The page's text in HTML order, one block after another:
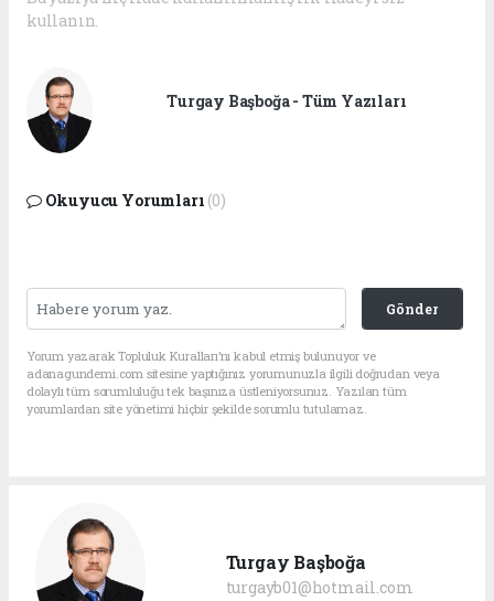
kullanın.
Turgay Başboğa - Tüm Yazıları
Okuyucu Yorumları (0)
Gönder
Yorum yazarak Topluluk Kuralları’nı kabul etmiş bulunuyor ve
adanagundemi.com sitesine yaptığınız yorumunuzla ilgili doğrudan veya
dolaylı tüm sorumluluğu tek başınıza üstleniyorsunuz. Yazılan tüm
yorumlardan site yönetimi hiçbir şekilde sorumlu tutulamaz.
Turgay Başboğa
turgayb01@hotmail.com